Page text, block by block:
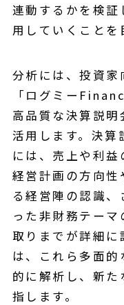
連動するかを検
用していくことを
分析には、投資家
「ログミー
高品質な決算説
活用します。決算
には、売上や利
経営計画の方向
る経営陣の認識
った非財務テー
取りまでが詳細に
は、これら多面
的に解析し、新
指します。